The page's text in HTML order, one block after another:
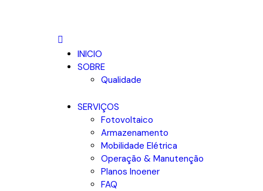
INICIO
SOBRE
Qualidade
SERVIÇOS
Fotovoltaico
Armazenamento
Mobilidade Elétrica
Operação & Manutenção
Planos Inoener
FAQ